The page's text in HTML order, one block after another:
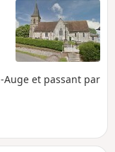
et passant par